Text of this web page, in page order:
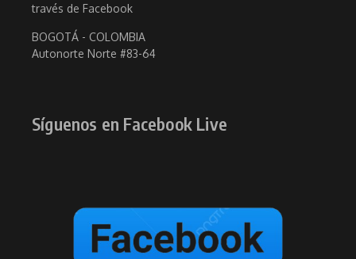
través de Facebook
BOGOTÁ - COLOMBIA
Autonorte Norte #83-64
Síguenos en Facebook Live